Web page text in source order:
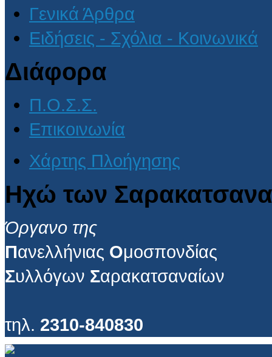
Γενικά Άρθρα
Ειδήσεις - Σχόλια - Κοινωνικά
Διάφορα
Π.Ο.Σ.Σ.
Επικοινωνία
Χάρτης Πλοήγησης
Ηχώ των
Όργανο της
Πανελλήνιας Ομοσπονδίας
Συλλόγων Σαρακατσαναίων
τηλ. 2310-840830